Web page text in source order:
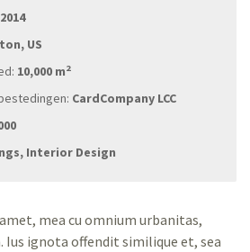
US
10,000 m2
CardCompany LCC
Interior Design
mea cu omnium urbanitas,
Ius ignota offendit similique et, sea